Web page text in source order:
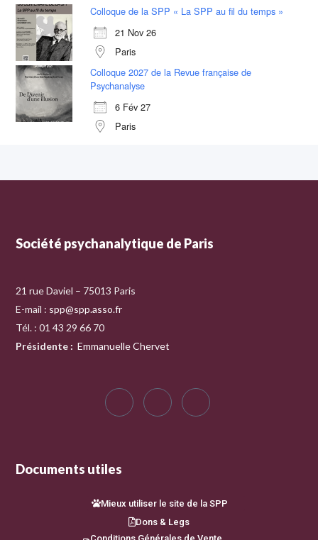
Colloque de la SPP « La SPP au fil du temps »
21 Nov 26
Paris
Colloque 2027 de la Revue française de
Psychanalyse
6 Fév 27
Paris
Société psychanalytique de Paris
21 rue Daviel – 75013 Paris
E-mail : spp@spp.asso.fr
Tél. : 01 43 29 66 70
Présidente : Emmanuelle Chervet
Documents utiles
Mieux utiliser le site de la SPP
Dons & Legs